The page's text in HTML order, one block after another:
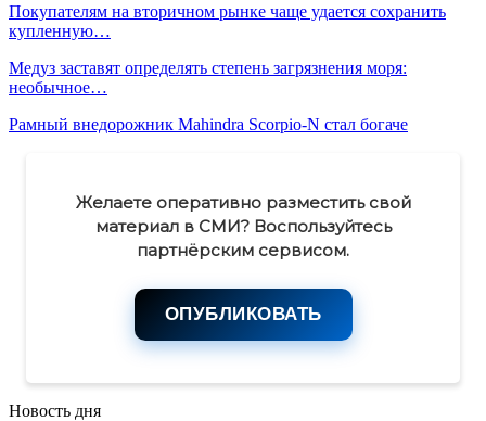
Покупателям на вторичном рынке чаще удается сохранить
купленную…
Медуз заставят определять степень загрязнения моря:
необычное…
Рамный внедорожник Mahindra Scorpio-N стал богаче
Желаете оперативно разместить свой
материал в СМИ? Воспользуйтесь
партнёрским сервисом.
ОПУБЛИКОВАТЬ
Новость дня